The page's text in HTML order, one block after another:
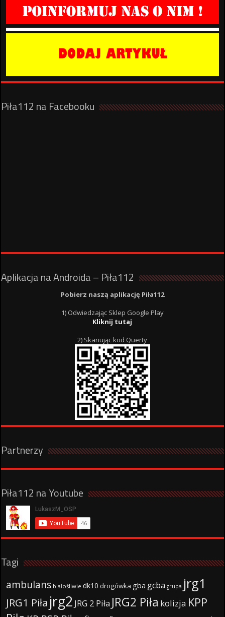
Piła112 na Facebooku
Aplikacja na Androida – Piła112
Pobierz naszą aplikację Piła112
1) Odwiedzając Sklep Google Play
Kliknij tutaj
2) Skanując kod Querty
Partnerzy
Piła112 na Youtube
Tagi
ambulans białośliwie dk10 drogówka gba gcba grupa jrg1
JRG1 Piła jrg2 JRG 2 Piła JRG2 Piła kolizja KPP